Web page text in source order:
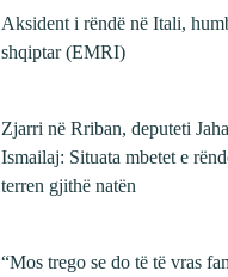
Aksident i rëndë në Itali,
shqiptar (EMRI)
Zjarri në Rriban, deputeti
Ismailaj: Situata mbetet e
terren gjithë natën
“Mos trego se do të të vras